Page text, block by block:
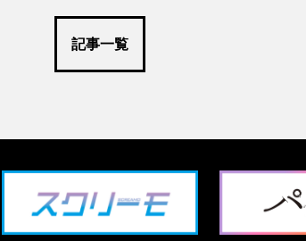
記事一覧